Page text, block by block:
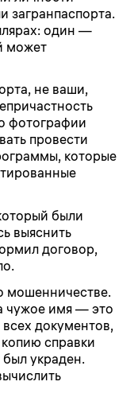
загранпаспорта.
один —
может
не ваши,
фотографии
провести
которые
были
выяснить
договор,
мошенничестве.
чужое имя — это
документов,
справки
был украден.